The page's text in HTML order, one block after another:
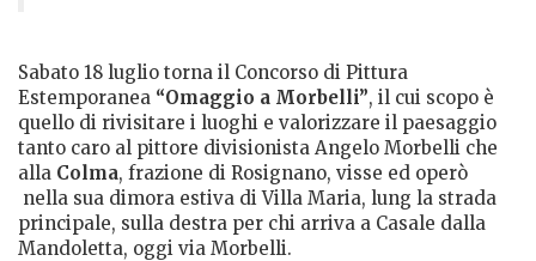
Sabato 18 luglio torna il Concorso di Pittura
Estemporanea “Omaggio a Morbelli”, il cui scopo è
quello di rivisitare i luoghi e valorizzare il paesaggio
tanto caro al pittore divisionista Angelo Morbelli che
alla Colma, frazione di Rosignano, visse ed operò
nella sua dimora estiva di Villa Maria, lung la strada
principale, sulla destra per chi arriva a Casale dalla
Mandoletta, oggi via Morbelli.